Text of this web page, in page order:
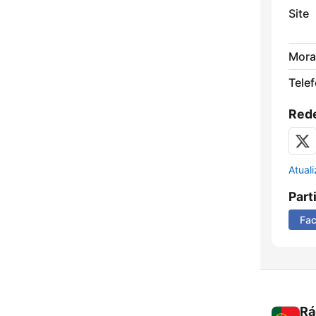
Site